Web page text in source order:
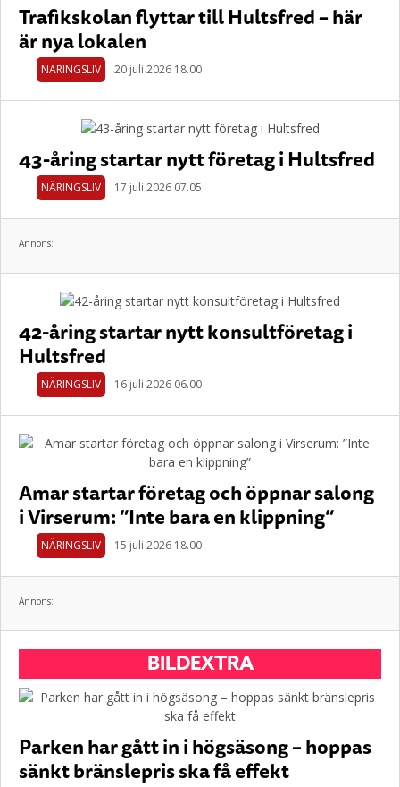
Trafikskolan flyttar till Hultsfred – här
är nya lokalen
NÄRINGSLIV 20 juli 2026 18.00
43-åring startar nytt företag i Hultsfred
NÄRINGSLIV 17 juli 2026 07.05
Annons:
42-åring startar nytt konsultföretag i
Hultsfred
NÄRINGSLIV 16 juli 2026 06.00
Amar startar företag och öppnar salong
i Virserum: ”Inte bara en klippning”
NÄRINGSLIV 15 juli 2026 18.00
Annons:
BILDEXTRA
Parken har gått in i högsäsong – hoppas
sänkt bränslepris ska få effekt